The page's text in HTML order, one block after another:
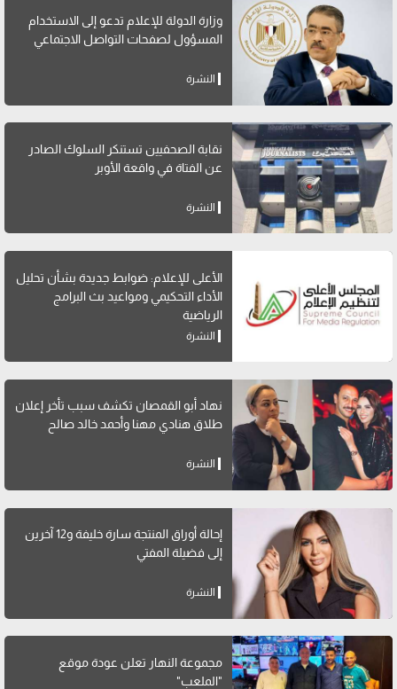
وزارة الدولة للإعلام تدعو إلى الاستخدام
المسؤول لصفحات التواصل الاجتماعي
النشرة
نقابة الصحفيين تستنكر السلوك الصادر
عن الفتاة في واقعة الأوبر
النشرة
الأعلى للإعلام: ضوابط جديدة بشأن تحليل
الأداء التحكيمي ومواعيد بث البرامج
الرياضية
النشرة
نهاد أبو القمصان تكشف سبب تأخر إعلان
طلاق هنادي مهنا وأحمد خالد صالح
النشرة
إحالة أوراق المنتجة سارة خليفة و12 آخرين
إلى فضيلة المفتي
النشرة
مجموعة النهار تعلن عودة موقع
"الملعب"